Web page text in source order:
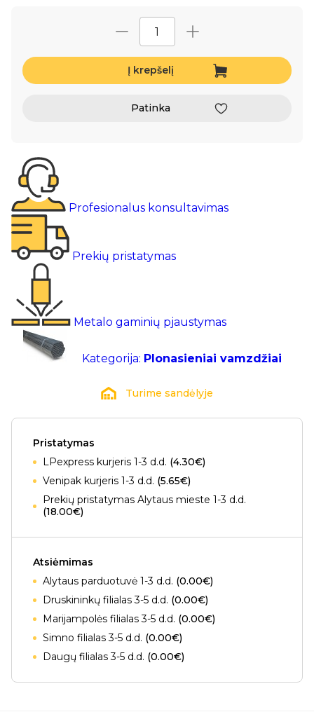
Į krepšelį
Patinka
Profesionalus konsultavimas
Prekių pristatymas
Metalo gaminių pjaustymas
Kategorija: Plonasieniai vamzdžiai
Turime sandėlyje
Pristatymas
LPexpress kurjeris 1-3 d.d. (4.30€)
Venipak kurjeris 1-3 d.d. (5.65€)
Prekių pristatymas Alytaus mieste 1-3 d.d.
(18.00€)
Atsiėmimas
Alytaus parduotuvė 1-3 d.d. (0.00€)
Druskininkų filialas 3-5 d.d. (0.00€)
Marijampolės filialas 3-5 d.d. (0.00€)
Simno filialas 3-5 d.d. (0.00€)
Daugų filialas 3-5 d.d. (0.00€)